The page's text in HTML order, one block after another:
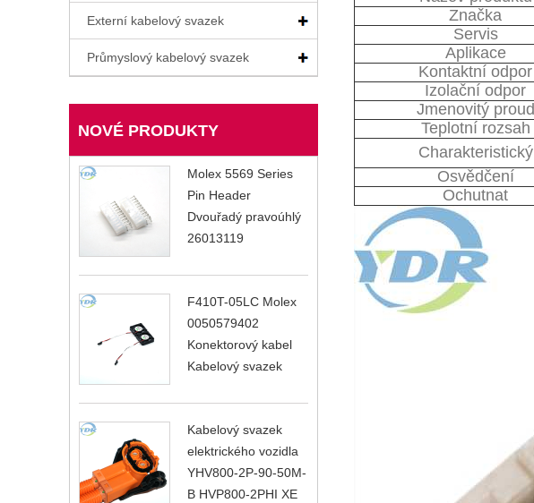
Externí kabelový svazek
Průmyslový kabelový svazek
NOVÉ PRODUKTY
Molex 5569 Series
Pin Header
Dvouřadý pravoúhlý
26013119
F410T-05LC Molex
0050579402
Konektorový kabel
Kabelový svazek
Kabelový svazek
elektrického vozidla
YHV800-2P-90-50M-
B HVP800-2PHI XE
Značka
Servis
Aplikace
Kontaktní odpor
Izolační odpor
Jmenovitý proud
Teplotní rozsah
Charakteristický
Osvědčení
Ochutnat